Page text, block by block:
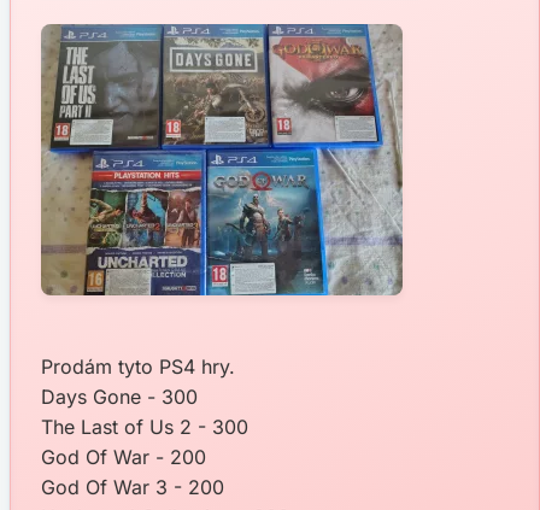
Prodám tyto PS4 hry.
Days Gone - 300
The Last of Us 2 - 300
God Of War - 200
God Of War 3 - 200